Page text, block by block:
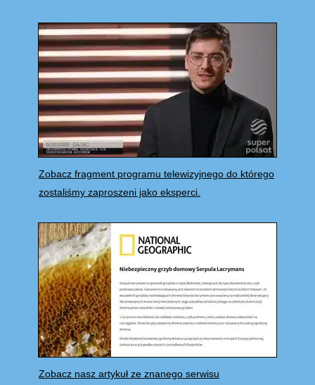
Zobacz fragment programu telewizyjnego do którego
zostaliśmy zaproszeni jako eksperci.
Zobacz nasz artykuł ze znanego serwisu